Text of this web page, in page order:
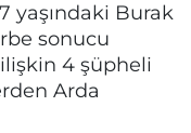
yaşındaki Burak
sonucu
4 şüpheli
Arda